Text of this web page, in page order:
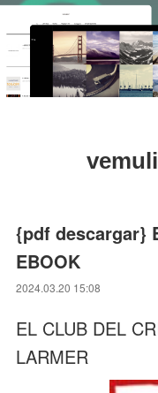
{pdf descargar}
EBOOK
2024.03.20 15:08
EL CLUB DEL
LARMER